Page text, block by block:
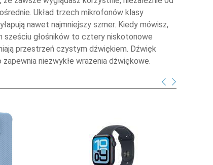
Układ trzech mikrofonów klasy
nawet najmniejszy szmer. Kiedy mówisz,
sześciu głośników to cztery niskotonowe
przestrzeń czystym dźwiękiem. Dźwięk
niezwykłe wrażenia dźwiękowe.